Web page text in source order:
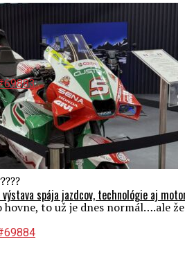
spája jazdcov, technológie aj
to už je dnes normál….ale